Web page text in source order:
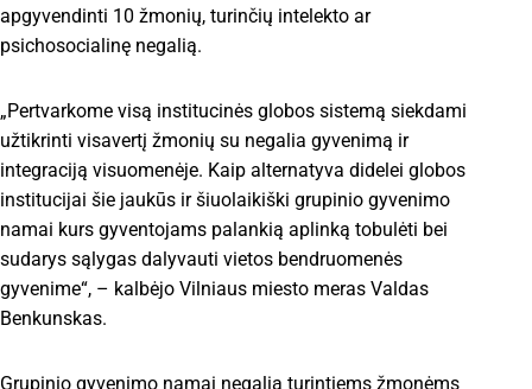
apgyvendinti 10 žmonių, turinčių intelekto ar
psichosocialinę negalią.
„Pertvarkome visą institucinės globos sistemą siekdami
užtikrinti visavertį žmonių su negalia gyvenimą ir
integraciją visuomenėje. Kaip alternatyva didelei globos
institucijai šie jaukūs ir šiuolaikiški grupinio gyvenimo
namai kurs gyventojams palankią aplinką tobulėti bei
sudarys sąlygas dalyvauti vietos bendruomenės
gyvenime“, – kalbėjo Vilniaus miesto meras Valdas
Benkunskas.
Grupinio gyvenimo namai negalią turintiems žmonėms